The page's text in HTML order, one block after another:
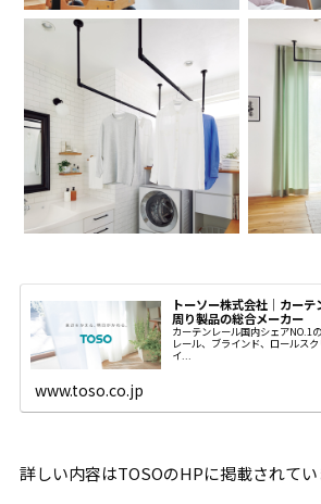
トーソー株式会社｜カー
周り製品の総合メーカー
カーテンレール国内シェアNO.1
レール、ブラインド、ロールス
イ...
www.toso.co.jp
詳しい内容はTOSOのHPに掲載されて